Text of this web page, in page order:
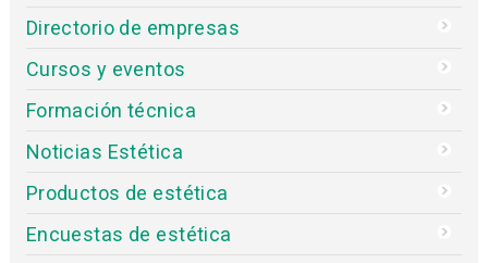
Directorio de empresas
Cursos y eventos
Formación técnica
Noticias Estética
Productos de estética
Encuestas de estética